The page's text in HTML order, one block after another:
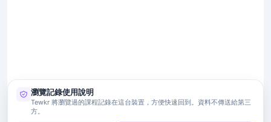
瀏覽記錄使用說明
Tewkr 將瀏覽過的課程記錄在這台裝置，方便快速回到。資料不傳送給第三
方。